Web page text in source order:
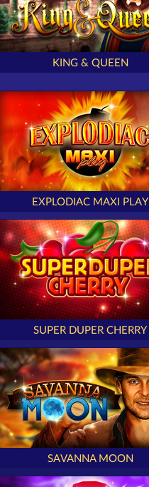
KING & QUEEN
EXPLODIAC MAXI PLAY
SUPER DUPER CHERRY
SAVANNA MOON